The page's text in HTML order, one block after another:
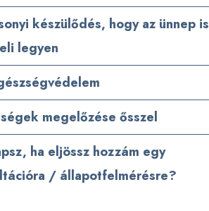
készülődés, hogy az ünnep is
legyen
megelőzése ősszel
ha eljössz hozzám egy
/ állapotfelmérésre?